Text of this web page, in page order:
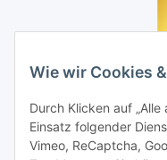
Wie wir Cookies
Durch Klicken auf
Einsatz folgender
Vimeo, ReCaptcha,